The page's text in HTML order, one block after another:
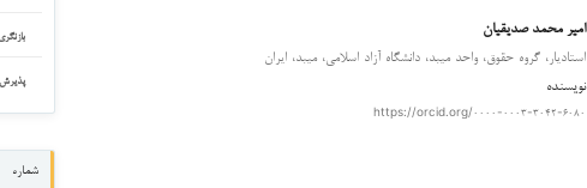
امیر محمد صدیقیان
استادیار، گروه حقوق، واحد میبد، دانشگاه آزاد اسلامی، میبد، ایران
نویسنده
https://orcid.org/۰۰۰۰-۰۰۰۳-۳۰۴۲-۶۰۸۰
بازنگری
پذیرش
شماره